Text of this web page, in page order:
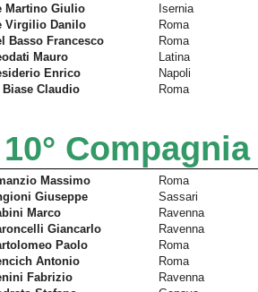
Martino Giulio
Isernia
Virgilio Danilo
Roma
Basso Francesco
Roma
Mauro
Latina
Enrico
Napoli
Biase Claudio
Roma
10° Compagnia
Massimo
Roma
Giuseppe
Sassari
Marco
Ravenna
Giancarlo
Ravenna
Paolo
Roma
Antonio
Roma
Fabrizio
Ravenna